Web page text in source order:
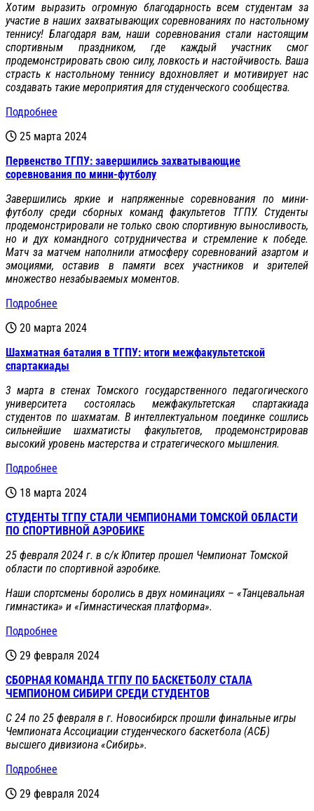
Хотим выразить огромную благодарность всем студентам за
участие в наших захватывающих соревнованиях по настольному
теннису! Благодаря вам, наши соревнования стали настоящим
спортивным праздником, где каждый участник смог
продемонстрировать свою силу, ловкость и настойчивость. Ваша
страсть к настольному теннису вдохновляет и мотивирует нас
создавать такие мероприятия для студенческого сообщества.
Подробнее
25 марта 2024
Первенство ТГПУ: завершились захватывающие
соревнования по мини-футболу
Завершились яркие и напряженные соревнования по мини-
футболу среди сборных команд факультетов ТГПУ. Студенты
продемонстрировали не только свою спортивную выносливость,
но и дух командного сотрудничества и стремление к победе.
Матч за матчем наполнили атмосферу соревнований азартом и
эмоциями, оставив в памяти всех участников и зрителей
множество незабываемых моментов.
Подробнее
20 марта 2024
Шахматная баталия в ТГПУ: итоги межфакультетской
спартакиады
3 марта в стенах Томского государственного педагогического
университета состоялась межфакультетская спартакиада
студентов по шахматам. В интеллектуальном поединке сошлись
сильнейшие шахматисты факультетов, продемонстрировав
высокий уровень мастерства и стратегического мышления.
Подробнее
18 марта 2024
СТУДЕНТЫ ТГПУ СТАЛИ ЧЕМПИОНАМИ ТОМСКОЙ ОБЛАСТИ
ПО СПОРТИВНОЙ АЭРОБИКЕ
25 февраля 2024 г. в с/к Юпитер прошел Чемпионат Томской
области по спортивной аэробике.
Наши спортсмены боролись в двух номинациях – «Танцевальная
гимнастика» и «Гимнастическая платформа».
Подробнее
29 февраля 2024
СБОРНАЯ КОМАНДА ТГПУ ПО БАСКЕТБОЛУ СТАЛА
ЧЕМПИОНОМ СИБИРИ СРЕДИ СТУДЕНТОВ
С 24 по 25 февраля в г. Новосибирск прошли финальные игры
Чемпионата Ассоциации студенческого баскетбола (АСБ)
высшего дивизиона «Сибирь».
Подробнее
29 февраля 2024